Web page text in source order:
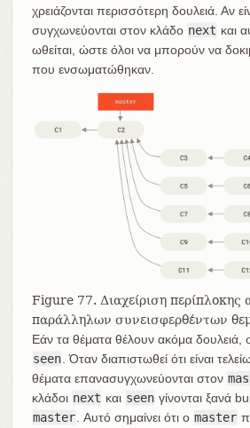
χρειάζονται περισσότερη δουλειά. Αν
συγχωνεύονται στον κλάδο next και
ωθείται, ώστε όλοι να μπορούν να
που ενσωματώθηκαν.
Figure 77. Διαχείριση περίπλοκης
παράλληλων συνεισφερθέντων
Εάν τα θέματα θέλουν ακόμα δουλειά,
seen. Όταν διαπιστωθεί ότι είναι
θέματα επανασυγχωνεύονται στον
κλάδοι next και seen γίνονται ξανά
master. Αυτό σημαίνει ότι ο master